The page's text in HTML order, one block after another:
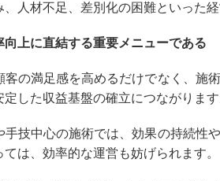
人材不足、差別化の困難といった
上に直結する重要メニューである
の満足感を高めるだけでなく、施
した収益基盤の確立につながります
手技中心の施術では、効果の持続
は、効率的な運営も妨げられます。